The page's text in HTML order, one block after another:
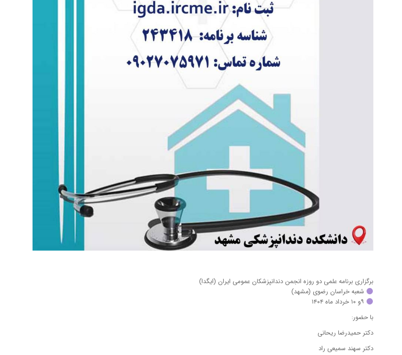
برگزاری برنامه علمی دو روزه انجمن دندانپزشکان عمومی ایران (ایگدا)
شعبه خراسان رضوی (مشهد)
با حضور:
دکتر حمیدرضا ریحانی
دکتر سهند سمیعی راد